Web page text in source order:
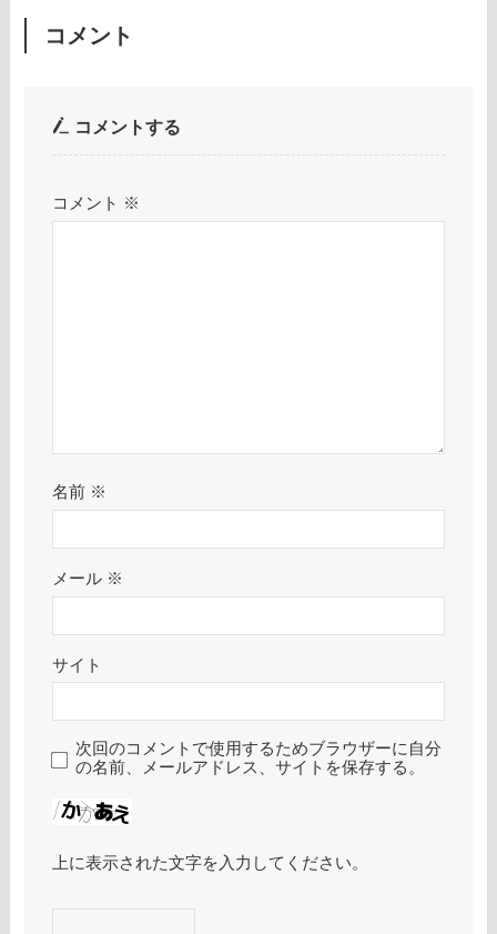
コメント
コメントする
コメント ※
名前 ※
メール ※
サイト
次回のコメントで使用するためブラウザーに自分
の名前、メールアドレス、サイトを保存する。
上に表示された文字を入力してください。